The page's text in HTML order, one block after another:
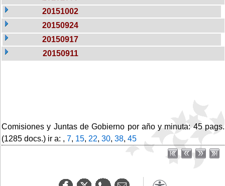
20151002
20150924
20150917
20150911
Comisiones y Juntas de Gobierno por año y minuta: 45 pags.
(1285 docs.) ir a: , 7, 15, 22, 30, 38, 45